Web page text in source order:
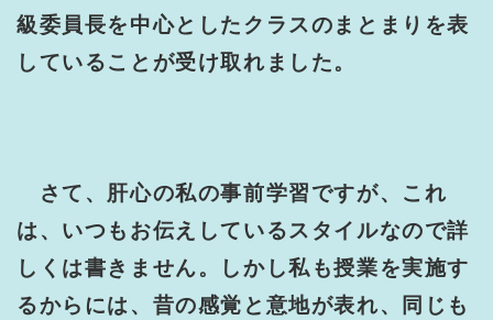
級委員長を中心としたクラスのまとまりを表
していることが受け取れました。
さて、肝心の私の事前学習ですが、これ
は、いつもお伝えしているスタイルなので詳
しくは書きません。しかし私も授業を実施す
るからには、昔の感覚と意地が表れ、同じも